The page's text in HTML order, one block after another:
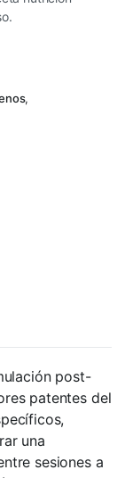
,
post-
patentes del
una
sesiones a